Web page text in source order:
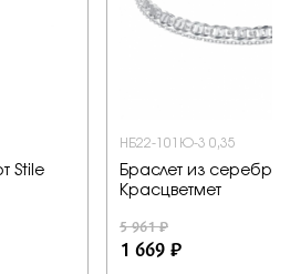
Stile
НБ22-101Ю-3 0,35
Браслет из серебра
Красцветмет
5 961 ₽
1 669 ₽